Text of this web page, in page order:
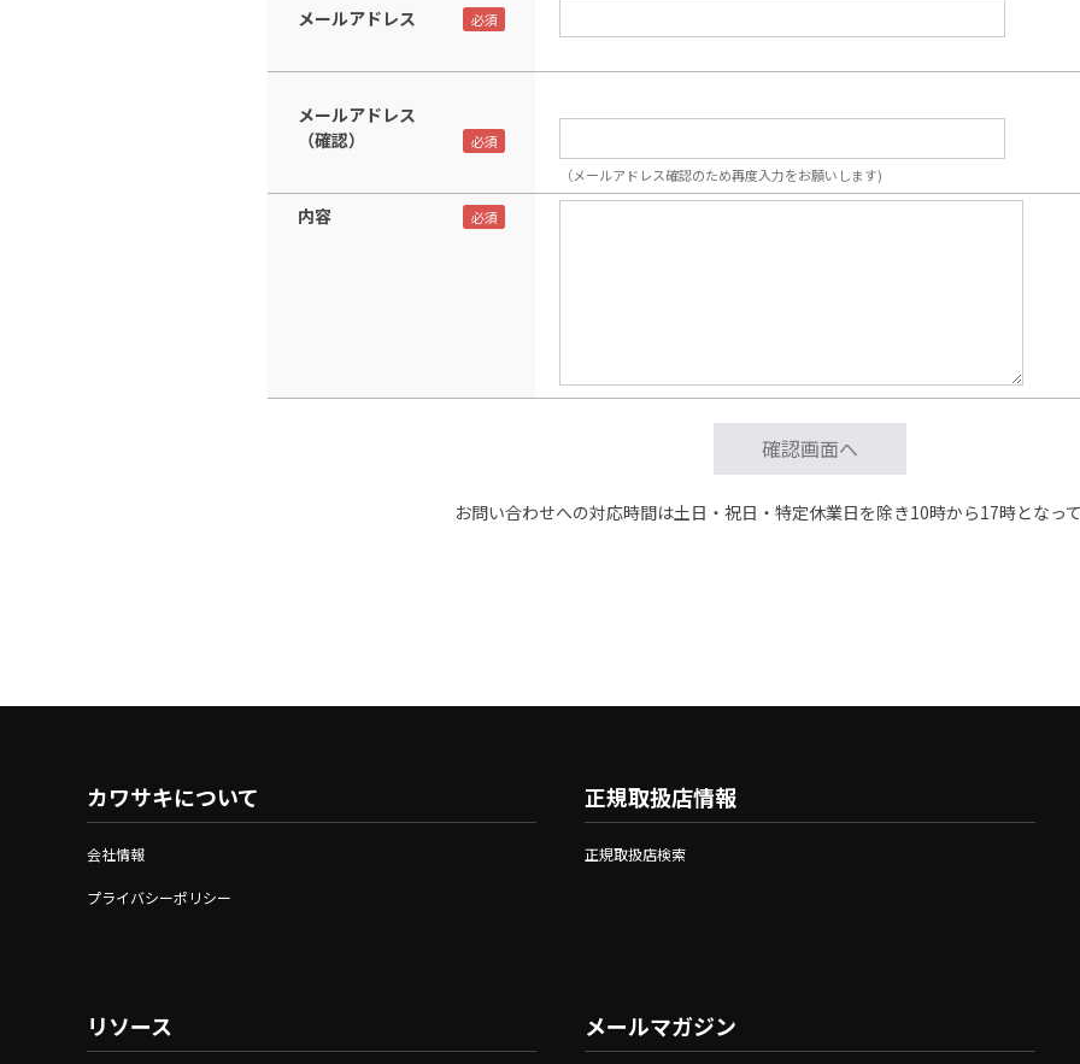
メールアドレス
メールアドレス
（確認）
（メールアドレス確認のため再度入力をお願いします)
内容
お問い合わせへの対応時間は土日・祝日・特定休業日を除き10時から17時となって
カワサキについて
会社情報
プライバシーポリシー
リソース
正規取扱店情報
正規取扱店検索
メールマガジン